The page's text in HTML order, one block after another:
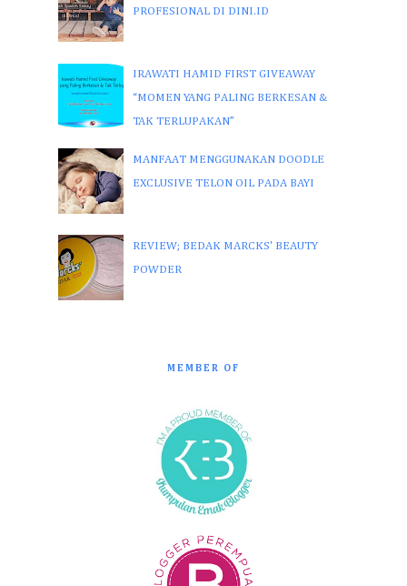
PROFESIONAL DI DINI.ID
IRAWATI HAMID FIRST GIVEAWAY
“MOMEN YANG PALING BERKESAN &
TAK TERLUPAKAN”
MANFAAT MENGGUNAKAN DOODLE
EXCLUSIVE TELON OIL PADA BAYI
REVIEW; BEDAK MARCKS' BEAUTY
POWDER
MEMBER OF